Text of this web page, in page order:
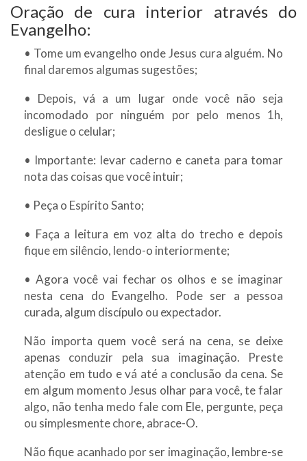
Oração de cura interior através do
Evangelho:
• Tome um evangelho onde Jesus cura alguém. No
final daremos algumas sugestões;
• Depois, vá a um lugar onde você não seja
incomodado por ninguém por pelo menos 1h,
desligue o celular;
• Importante: levar caderno e caneta para tomar
nota das coisas que você intuir;
• Peça o Espírito Santo;
• Faça a leitura em voz alta do trecho e depois
fique em silêncio, lendo-o interiormente;
• Agora você vai fechar os olhos e se imaginar
nesta cena do Evangelho. Pode ser a pessoa
curada, algum discípulo ou expectador.
Não importa quem você será na cena, se deixe
apenas conduzir pela sua imaginação. Preste
atenção em tudo e vá até a conclusão da cena. Se
em algum momento Jesus olhar para você, te falar
algo, não tenha medo fale com Ele, pergunte, peça
ou simplesmente chore, abrace-O.
Não fique acanhado por ser imaginação, lembre-se